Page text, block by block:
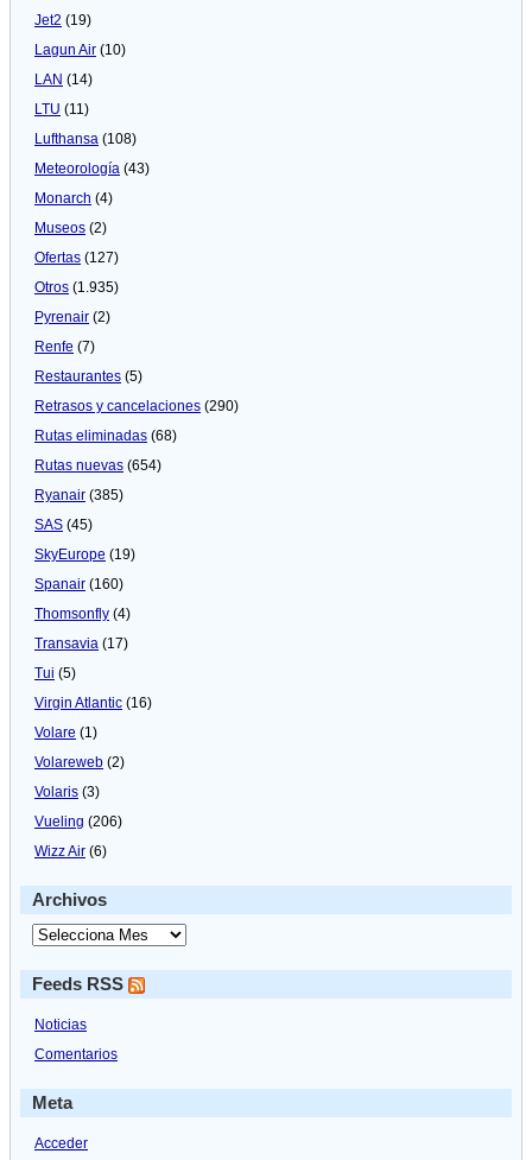
Jet2 (19)
Lagun Air (10)
LAN (14)
LTU (11)
Lufthansa (108)
Meteorologí­a (43)
Monarch (4)
Museos (2)
Ofertas (127)
Otros (1.935)
Pyrenair (2)
Renfe (7)
Restaurantes (5)
Retrasos y cancelaciones (290)
Rutas eliminadas (68)
Rutas nuevas (654)
Ryanair (385)
SAS (45)
SkyEurope (19)
Spanair (160)
Thomsonfly (4)
Transavia (17)
Tui (5)
Virgin Atlantic (16)
Volare (1)
Volareweb (2)
Volaris (3)
Vueling (206)
Wizz Air (6)
Archivos
Feeds RSS
Noticias
Comentarios
Meta
Acceder